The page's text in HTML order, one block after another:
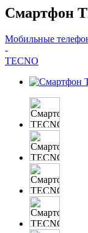
Смартфон
Мобильные
-
TECNO